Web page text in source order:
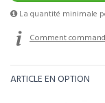
La quantité minimale
Comment
ARTICLE EN OPTION